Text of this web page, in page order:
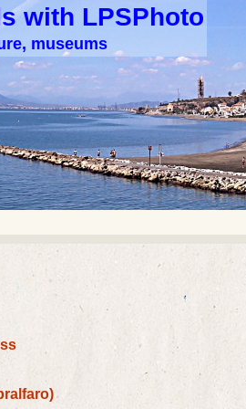
with LPSPhoto
museums